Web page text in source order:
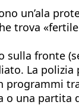
un’ala
trova
sulla fronte
La
programmi
una partita